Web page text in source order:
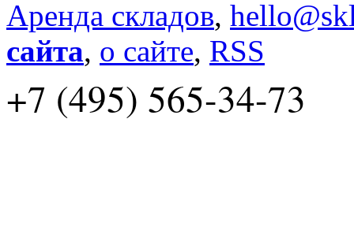
Аренда складов,
сайта, о сайте, RSS
+7 (495) 565-34-73